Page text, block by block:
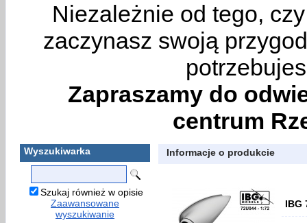
Niezależnie od tego,
zaczynasz swoją
Zapraszamy do
centrum
Wyszukiwarka
Szukaj również w opisie
Zaawansowane
wyszukiwanie
Informacje o produkcie
IBG